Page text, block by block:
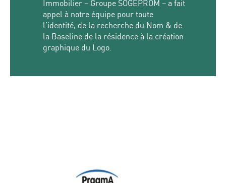
Immobilier – Groupe SOGEPROM – a fait
appel à notre équipe pour toute
l’identité, de la recherche du Nom & de
la Baseline de la résidence à la création
graphique du Logo.